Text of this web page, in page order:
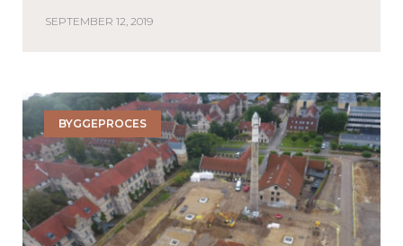
SEPTEMBER 12, 2019
BYGGEPROCES